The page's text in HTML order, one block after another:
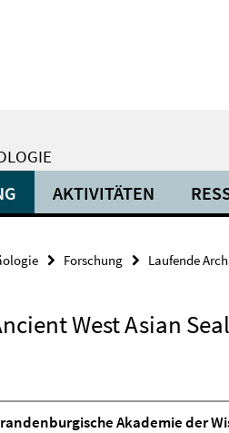
AKTIVITÄTEN
Forschung Laufende
West Asian
Akademie der